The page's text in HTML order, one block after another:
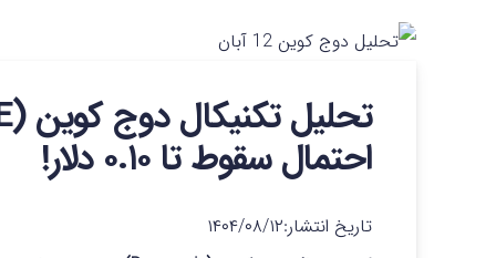
احتمال سقوط تا ۰.۱۰ دلار!
تاریخ انتشار:۱۴۰۴/۰۸/۱۲